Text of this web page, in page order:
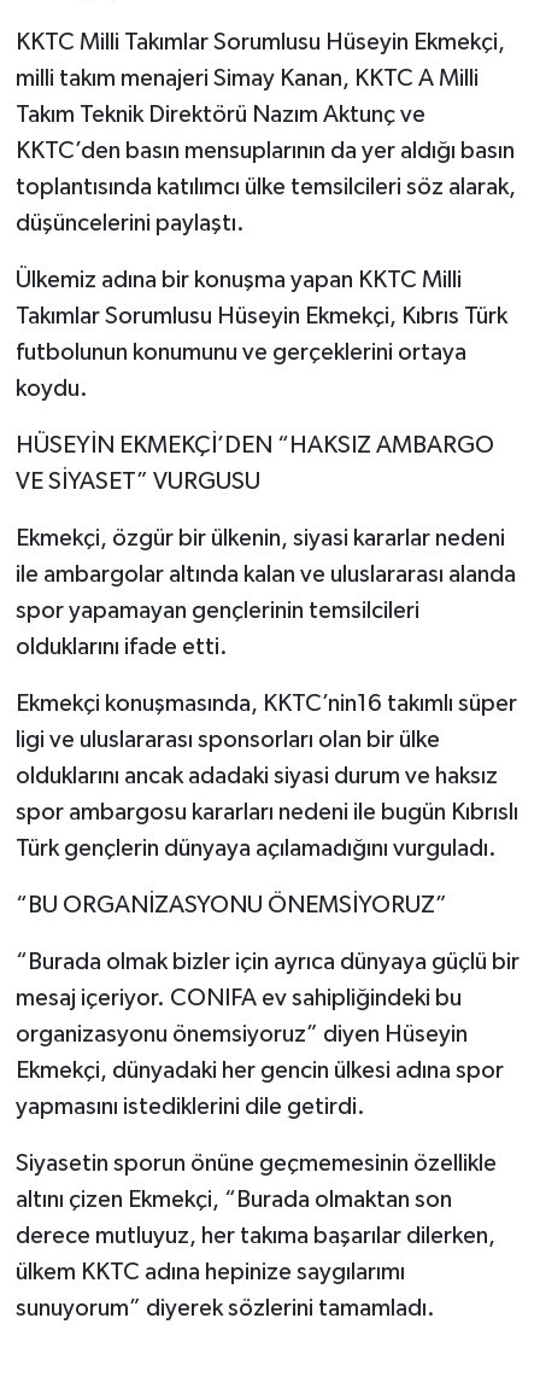
KKTC Milli Takımlar Sorumlusu Hüseyin Ekmekçi,
milli takım menajeri Simay Kanan, KKTC A Milli
Takım Teknik Direktörü Nazım Aktunç ve
KKTC’den basın mensuplarının da yer aldığı basın
toplantısında katılımcı ülke temsilcileri söz alarak,
düşüncelerini paylaştı.
Ülkemiz adına bir konuşma yapan KKTC Milli
Takımlar Sorumlusu Hüseyin Ekmekçi, Kıbrıs Türk
futbolunun konumunu ve gerçeklerini ortaya
koydu.
HÜSEYİN EKMEKÇİ’DEN “HAKSIZ AMBARGO
VE SİYASET” VURGUSU
Ekmekçi, özgür bir ülkenin, siyasi kararlar nedeni
ile ambargolar altında kalan ve uluslararası alanda
spor yapamayan gençlerinin temsilcileri
olduklarını ifade etti.
Ekmekçi konuşmasında, KKTC’nin16 takımlı süper
ligi ve uluslararası sponsorları olan bir ülke
olduklarını ancak adadaki siyasi durum ve haksız
spor ambargosu kararları nedeni ile bugün Kıbrıslı
Türk gençlerin dünyaya açılamadığını vurguladı.
“BU ORGANİZASYONU ÖNEMSİYORUZ”
“Burada olmak bizler için ayrıca dünyaya güçlü bir
mesaj içeriyor. CONIFA ev sahipliğindeki bu
organizasyonu önemsiyoruz” diyen Hüseyin
Ekmekçi, dünyadaki her gencin ülkesi adına spor
yapmasını istediklerini dile getirdi.
Siyasetin sporun önüne geçmemesinin özellikle
altını çizen Ekmekçi, “Burada olmaktan son
derece mutluyuz, her takıma başarılar dilerken,
ülkem KKTC adına hepinize saygılarımı
sunuyorum” diyerek sözlerini tamamladı.